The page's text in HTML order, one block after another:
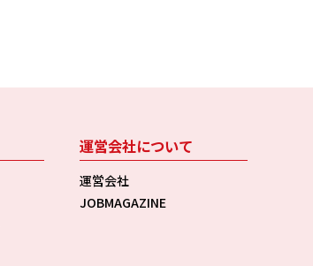
運営会社について
運営会社
JOBMAGAZINE